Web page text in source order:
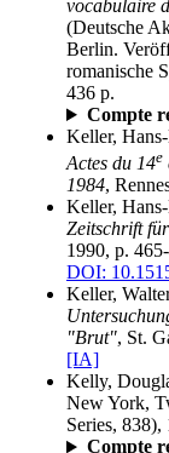
vocabulaire
(Deutsche
Berlin.
romanische
436 p.
Compte
Keller,
Actes du 14e
1984,
Keller,
Zeitschrift
1990, p.
DOI:
Keller,
"Brut", St.
[IA]
Kelly,
New York,
Series,
Compte